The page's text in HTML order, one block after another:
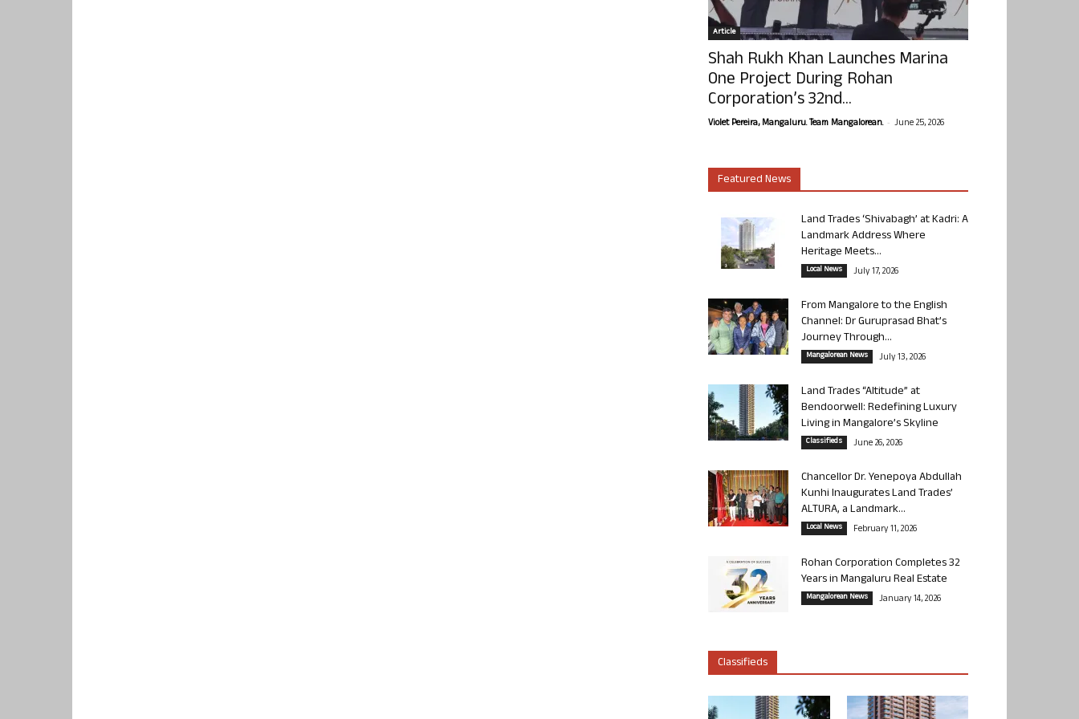
Article
Shah Rukh Khan Launches Marina
One Project During Rohan
Corporation’s 32nd...
Violet Pereira, Mangaluru. Team Mangalorean. - June 25, 2026
Featured News
Land Trades ‘Shivabagh’ at Kadri: A
Landmark Address Where
Heritage Meets...
Local News July 17, 2026
From Mangalore to the English
Channel: Dr Guruprasad Bhat’s
Journey Through...
Mangalorean News July 13, 2026
Land Trades “Altitude” at
Bendoorwell: Redefining Luxury
Living in Mangalore’s Skyline
Classifieds June 26, 2026
Chancellor Dr. Yenepoya Abdullah
Kunhi Inaugurates Land Trades’
ALTURA, a Landmark...
Local News February 11, 2026
Rohan Corporation Completes 32
Years in Mangaluru Real Estate
Mangalorean News January 14, 2026
Classifieds